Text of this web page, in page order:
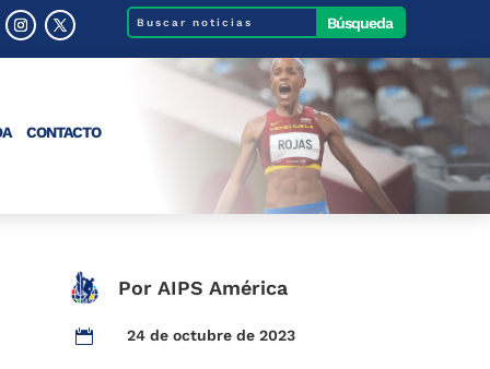
CONTACTO
Por AIPS América
 24 de octubre de 2023